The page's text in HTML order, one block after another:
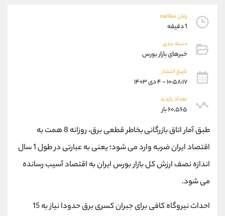
زمان مطالعه
1 دقیقه
دسته بندی
خبرهای بازار بورس
تاریخ انتشار
۱۰:۵۸:۱۷ - ۴ دی ۱۴۰۳
تعداد بازدید
۶۰,۵۶۵ بار
طبق آمار اتاق بازرگانی بخاطر قطعی برق، روزانه 8 همت به
اقتصاد ایران ضربه وارد می شود؛ یعنی به عبارتی در طول 1 سال
اندازه نصف ارزش کل بازار بورس ایران به اقتصاد آسیب رسانده
می شود.
احداث نیروگاه کافی برای جبران کسری برق حدودا نیاز به 15
پشتیبان فروش
موبایل
تلگرام
داخلی
اطلاعات تماس (دفتر فروش)
تلفن 021-22021030
021-22021040
بدون پیش شماره
اینستاگرام @alireza.mehrabii
کانال تلگرام